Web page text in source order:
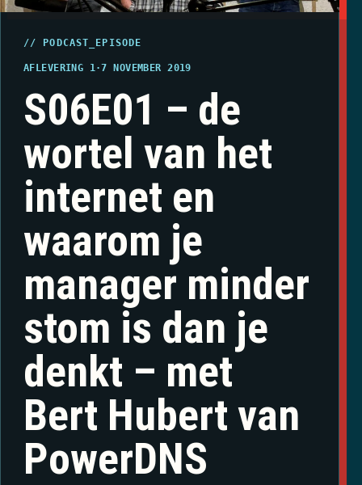
// PODCAST_EPISODE
AFLEVERING 1·7 NOVEMBER 2019
S06E01 – de
wortel van het
internet en
waarom je
manager minder
stom is dan je
denkt – met
Bert Hubert van
PowerDNS